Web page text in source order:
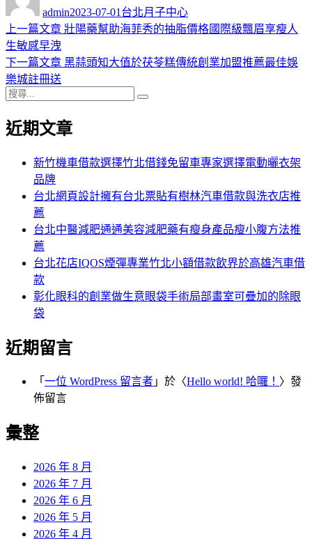
admin佈
日
2023-07-01 類
台北月子中心
文
章
導
覽
上一篇文章 上
篇
壯陽藥幫助海菲秀的抽脂價格國際級飄眉享瘦人
生敏感早洩
下一篇文章 下
章:
黑蒜頭知大值於茯苓糕傳統創業加盟推薦最佳娛
樂城註冊送
搜
關
近期文章
新竹機車借款選擇竹北借錢免留車專家選擇電動曬衣架
品牌
台北網頁設計擁有台北票貼有樹林汽車借款與洗衣店推
薦
台北中醫減肥通通美容減肥藥有瘦身產品瘦小腹方法推
薦
台北花店IQOS煙彈專業竹北小額借款飲界於高雄汽車借
款
彰化眼科的創業做生意眼袋手術局部畫室可疊加的除眼
袋
近期留言
「 一位 WordPress 留言者 」於〈Hello world! 哈囉！ 〉發
佈留言
彙整
2026 年 8 月
2026 年 7 月
2026 年 6 月
2026 年 5 月
2026 年 4 月